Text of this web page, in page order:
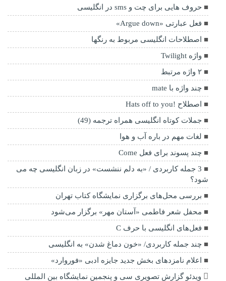
حروف هایی برای چت و sms در انگلیسی
فعل عبارتی «Argue down»
اصطلاحات انگلیسی مربوط به رنگها
واژه Twilight
۲ واژه مرتبط
چند واژه با mate
اصطلاح !Hats off to you
جملات کوتاه انگلیسی همراه ترجمه (49)
لغات مهم در باره آب و هوا
چند پسوند برای فعل Come
3 جمله کاربردی / «به دلم ننشست» در زبان انگلیسی چه می
شود؟
بررسی محل‌های برگزاری نمایشگاه کتاب تهران
محفل شعر فاطمی «آستان مهر» برگزار می‌شود
فعل‌های انگلیسی با حرف C
چند جمله کاربردی/ «خون دماغ شدن» به انگلیسی
اعلام نامزدهای بخش جدید جایزه ادبی «فوروارد»
ویدئو گزارش تصویری سی و پنجمین نمایشگاه بین المللی